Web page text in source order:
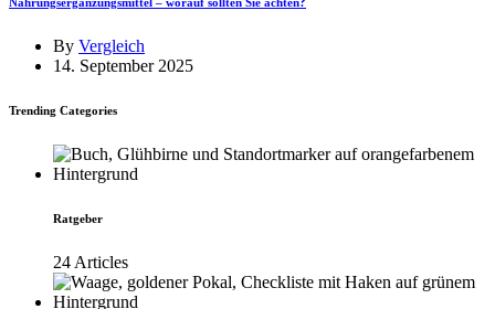
Nahrungsergänzungsmittel – worauf sollten Sie achten?
By Vergleich
14. September 2025
Trending Categories
Ratgeber
24 Articles